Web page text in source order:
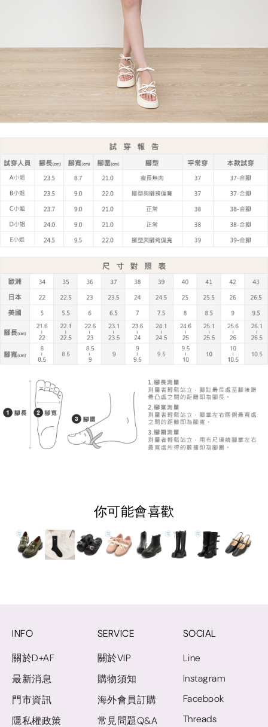
你可能會喜歡
INFO
關於D+AF
最新消息
門市資訊
隱私權政策
SERVICE
關於VIP
購物須知
海外會員訂購
常見問題Q&A
SOCIAL
Line
Instagram
Facebook
Threads